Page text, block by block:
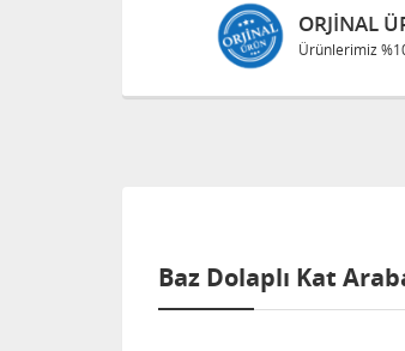
ORJINAL
Ürünlerimiz
Baz Dolaplı Kat